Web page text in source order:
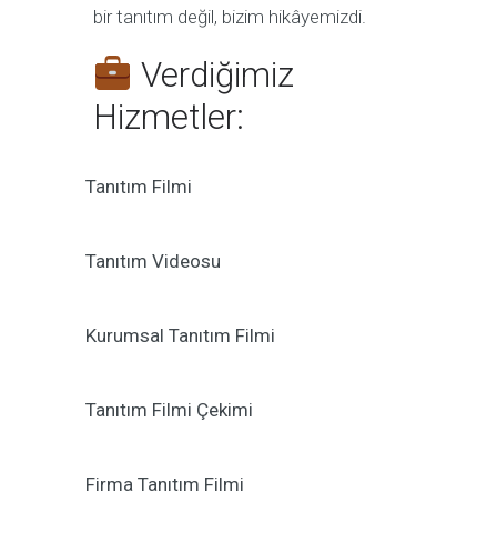
bir tanıtım değil, bizim hikâyemizdi.
Verdiğimiz
Hizmetler:
Tanıtım Filmi
Tanıtım Videosu
Kurumsal Tanıtım Filmi
Tanıtım Filmi Çekimi
Firma Tanıtım Filmi